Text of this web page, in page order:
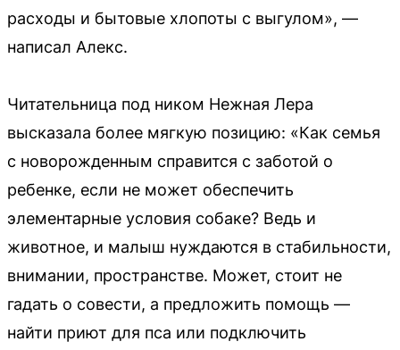
расходы и бытовые хлопоты с выгулом», —
написал Алекс.
Читательница под ником Нежная Лера
высказала более мягкую позицию: «Как семья
с новорожденным справится с заботой о
ребенке, если не может обеспечить
элементарные условия собаке? Ведь и
животное, и малыш нуждаются в стабильности,
внимании, пространстве. Может, стоит не
гадать о совести, а предложить помощь —
найти приют для пса или подключить